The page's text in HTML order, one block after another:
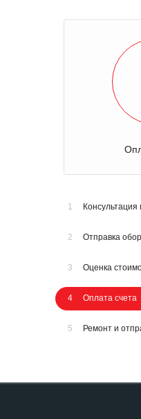
1
2 Отправка
3 Оценка
4 Оплата счета
5 Ремонт и